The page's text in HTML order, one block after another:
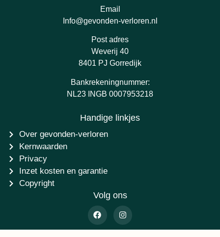
Email
Info@gevonden-verloren.nl
Post adres
Weverij 40
8401 PJ Gorredijk
Bankrekeningnummer:
NL23 INGB 0007953218
Handige linkjes
Over gevonden-verloren
Kernwaarden
Privacy
Inzet kosten en garantie
Copyright
Volg ons